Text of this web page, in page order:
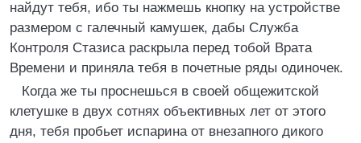
найдут тебя, ибо ты нажмешь кнопку на устройстве
размером с галечный камушек, дабы Служба
Контроля Стазиса раскрыла перед тобой Врата
Времени и приняла тебя в почетные ряды одиночек.
Когда же ты проснешься в своей общежитской
клетушке в двух сотнях объективных лет от этого
дня, тебя пробьет испарина от внезапного дикого